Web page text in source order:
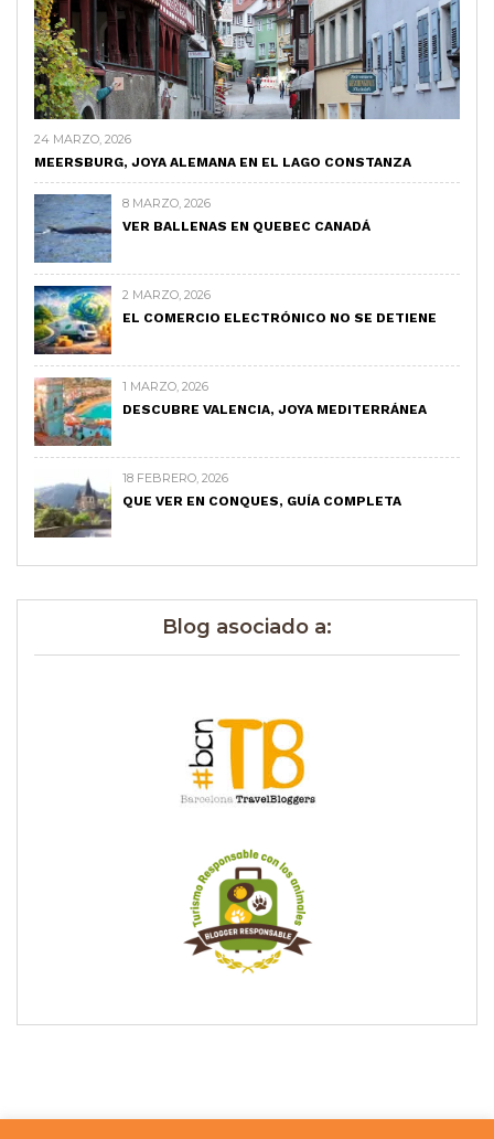
24 MARZO, 2026
MEERSBURG, JOYA ALEMANA EN EL LAGO CONSTANZA
8 MARZO, 2026
VER BALLENAS EN QUEBEC CANADÁ
2 MARZO, 2026
EL COMERCIO ELECTRÓNICO NO SE DETIENE
1 MARZO, 2026
DESCUBRE VALENCIA, JOYA MEDITERRÁNEA
18 FEBRERO, 2026
QUE VER EN CONQUES, GUÍA COMPLETA
Blog asociado a: